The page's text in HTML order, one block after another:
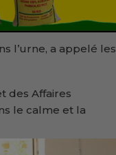
l’urne, a appelé les
des Affaires
le calme et la